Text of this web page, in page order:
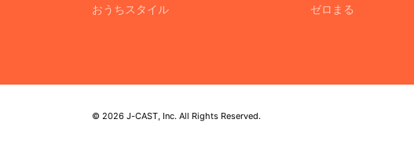
おうちスタイル
ゼロまる
© 2026 J-CAST, Inc. All Rights Reserved.